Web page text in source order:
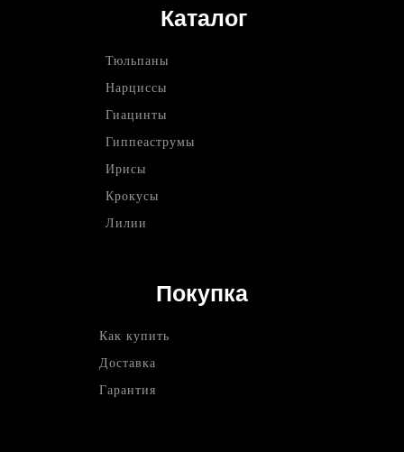
Каталог
Тюльпаны
Нарциссы
Гиацинты
Гиппеаструмы
Ирисы
Крокусы
Лилии
Покупка
Как купить
Доставка
Гарантия